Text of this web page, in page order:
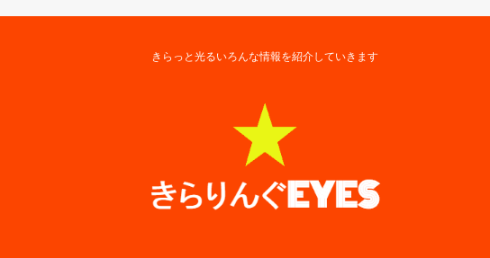
きらっと光るいろんな情報を紹介していきます